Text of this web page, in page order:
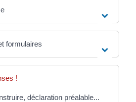
formulaires
!
déclaration préalable...